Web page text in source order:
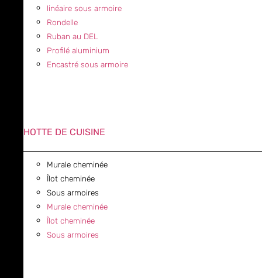
linéaire sous armoire
Rondelle
Ruban au DEL
Profilé aluminium
Encastré sous armoire
HOTTE DE CUISINE
Murale cheminée
Îlot cheminée
Sous armoires
Murale cheminée
Îlot cheminée
Sous armoires